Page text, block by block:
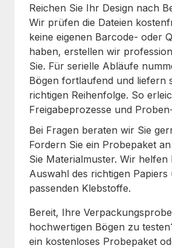
Reichen Sie Ihr Design nach
Wir prüfen die Dateien
keine eigenen Barcode- oder
haben, erstellen wir
Sie. Für serielle Abläufe
Bögen fortlaufend und liefern
richtigen Reihenfolge. So
Freigabeprozesse und
Bei Fragen beraten wir Sie
Fordern Sie ein Probepaket
Sie Materialmuster. Wir helfen
Auswahl des richtigen Papiers
passenden Klebstoffe.
Bereit, Ihre
hochwertigen Bögen zu
ein kostenloses Probepaket